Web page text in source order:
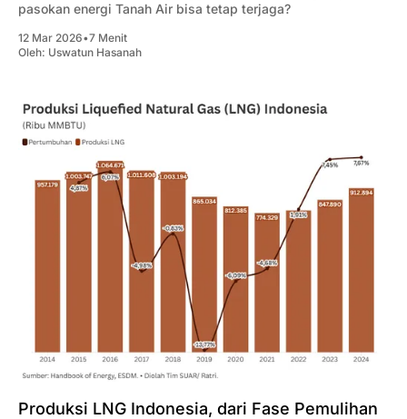
pasokan energi Tanah Air bisa tetap terjaga?
12 Mar 2026•7 Menit
Oleh: Uswatun Hasanah
Produksi LNG Indonesia, dari Fase Pemulihan